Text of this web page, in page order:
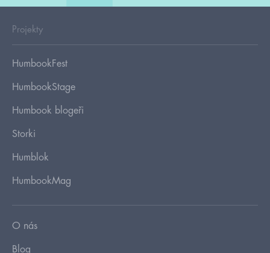
Projekty
HumbookFest
HumbookStage
Humbook blogeři
Storki
Humblok
HumbookMag
O nás
Blog